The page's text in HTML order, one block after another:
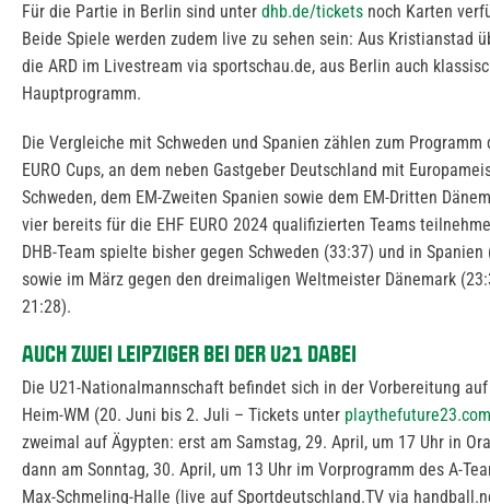
Für die Partie in Berlin sind unter dhb.de/tickets noch Karten
Beide Spiele werden zudem live zu sehen sein: Aus Kristianstad
die ARD im Livestream via sportschau.de, aus Berlin auch
Hauptprogramm.
Die Vergleiche mit Schweden und Spanien zählen zum Programm
EURO Cups, an dem neben Gastgeber Deutschland mit
Schweden, dem EM-Zweiten Spanien sowie dem EM-Dritten
vier bereits für die EHF EURO 2024 qualifizierten Teams
DHB-Team spielte bisher gegen Schweden (33:37) und in Spanien
sowie im März gegen den dreimaligen Weltmeister Dänemark
21:28).
AUCH ZWEI LEIPZIGER BEI DER U21 DABEI
Die U21-Nationalmannschaft befindet sich in der Vorbereitung
Heim-WM (20. Juni bis 2. Juli – Tickets unter playthefuture23.com
zweimal auf Ägypten: erst am Samstag, 29. April, um 17 Uhr in
dann am Sonntag, 30. April, um 13 Uhr im Vorprogramm des A-
Max-Schmeling-Halle (live auf Sportdeutschland.TV via